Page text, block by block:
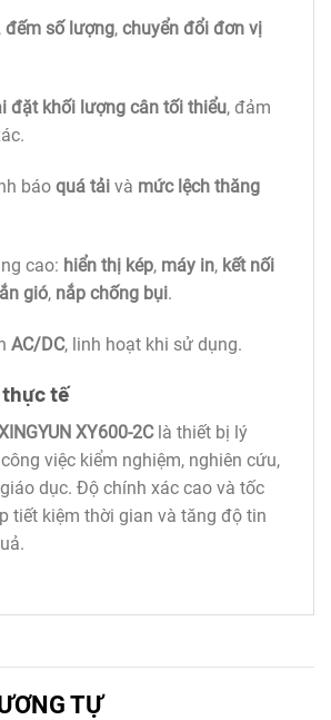
, đếm số lượng, chuyển đổi đơn vị
đặt khối lượng cân tối thiểu, đảm
báo quá tải và mức lệch thăng
cao: hiển thị kép, máy in, kết nối
gió, nắp chống bụi.
AC/DC, linh hoạt khi sử dụng.
thực tế
XY600-2Clà thiết bị lý
việc kiểm nghiệm, nghiên cứu,
dục. Độ chính xác cao và tốc
tiết kiệm thời gian và tăng độ tin
TỰ